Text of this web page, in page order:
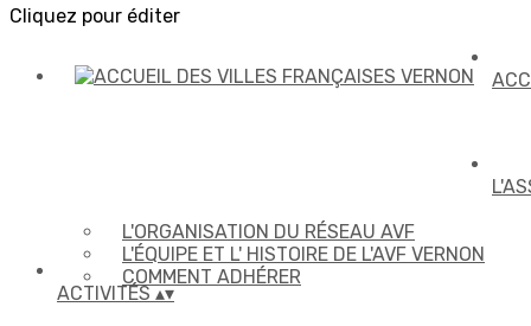
Cliquez pour éditer
L'ORGANISATION DU RÉSEAU AVF
L'ÉQUIPE ET L' HISTOIRE DE L'AVF VERNON
COMMENT ADHÉRER
ACTIVITÉS▴▾